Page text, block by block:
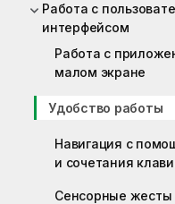
Работа с
интерфейсом
Работа с
малом экране
Удобство работы
Навигация с
и сочетания
Сенсорные жесты